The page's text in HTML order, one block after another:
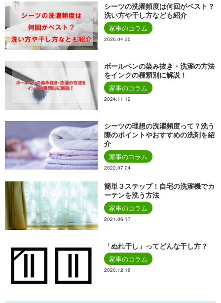
シーツの洗濯頻度は何回がベスト？
洗い方や干し方なども紹介
家事のコラム
2026.04.30
ボールペンの染み抜き・洗濯の方法
をインクの種類別に解説！
家事のコラム
2024.11.12
シーツの理想の洗濯頻度って？洗う
際のポイントやおすすめの洗剤を紹
介
家事のコラム
2022.07.04
簡単３ステップ！自宅の洗濯機でカ
ーテンを洗う方法
家事のコラム
2021.06.17
「ぬれ干し」ってどんな干し方？
家事のコラム
2020.12.16